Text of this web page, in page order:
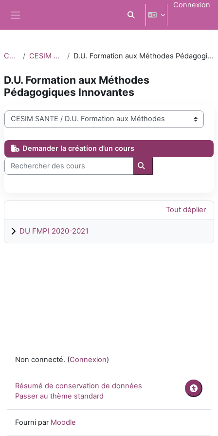
Activer/désactiver la
Connexion
Cours CESIM SANTE D.U. Formation aux Méthodes Pédagogiques Innovantes
D.U. Formation aux Méthodes
Pédagogiques Innovantes
Catégories de cours
Demander la création d’un cours
Rechercher des cours
Rechercher des cours
Tout déplier
DU FMPI 2020-2021
Non connecté. (Connexion)
Résumé de conservation de données
Passer au thème standard
Fourni par Moodle